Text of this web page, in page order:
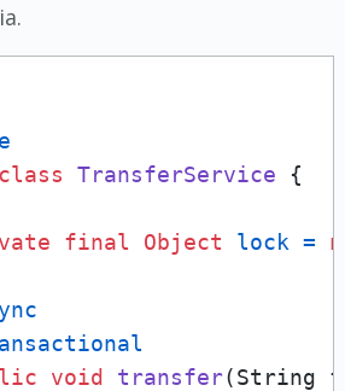
class TransferService {
final Object lock =
void transfer(String